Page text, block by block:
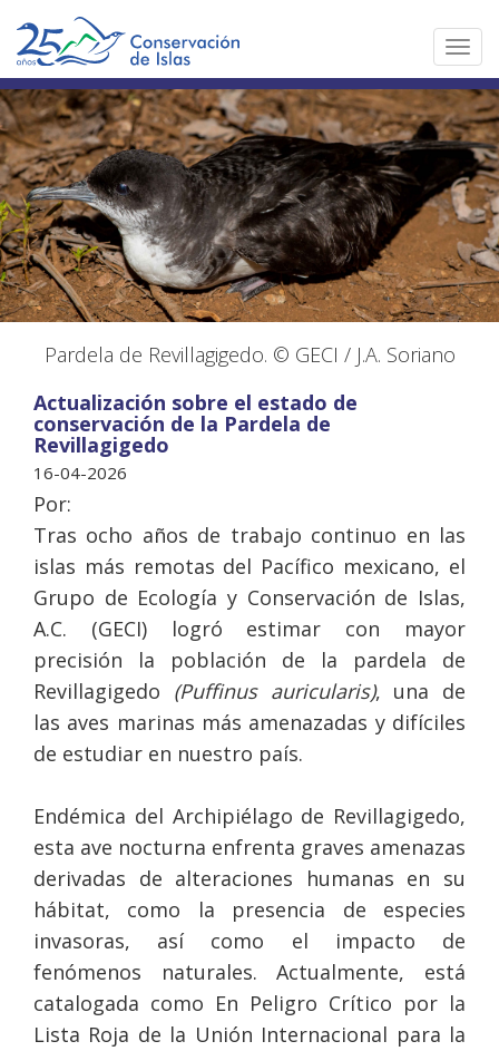
Pardela de Revillagigedo. © GECI / J.A. Soriano
Actualización sobre el estado de
conservación de la Pardela de
Revillagigedo
16-04-2026
Por:
Tras ocho años de trabajo continuo en las
islas más remotas del Pacífico mexicano, el
Grupo de Ecología y Conservación de Islas,
A.C. (GECI) logró estimar con mayor
precisión la población de la pardela de
Revillagigedo (Puffinus auricularis), una de
las aves marinas más amenazadas y difíciles
de estudiar en nuestro país.
Endémica del Archipiélago de Revillagigedo,
esta ave nocturna enfrenta graves amenazas
derivadas de alteraciones humanas en su
hábitat, como la presencia de especies
invasoras, así como el impacto de
fenómenos naturales. Actualmente, está
catalogada como En Peligro Crítico por la
Lista Roja de la Unión Internacional para la